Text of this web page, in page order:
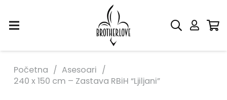
Početna / Asesoari /
240 x 150 cm – Zastava RBiH “Ljiljani”